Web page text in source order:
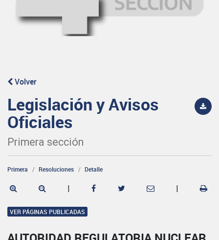
Volver
Legislación y Avisos
Oficiales
Primera sección
Primera Resoluciones Detalle
| |
VER PÁGINAS PUBLICADAS